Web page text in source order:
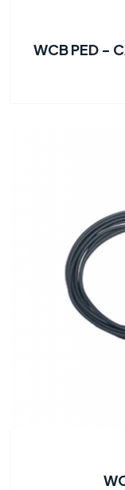
WCB PED -